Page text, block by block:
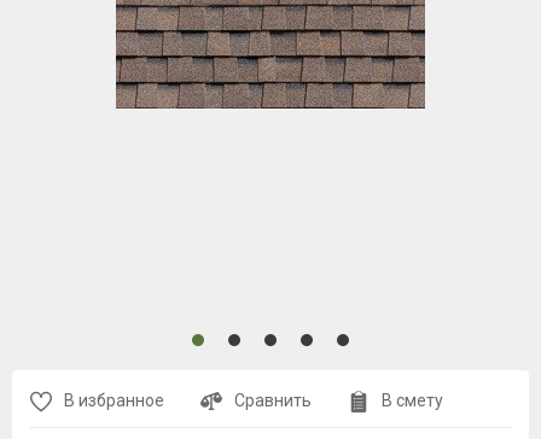
В избранное Сравнить В смету